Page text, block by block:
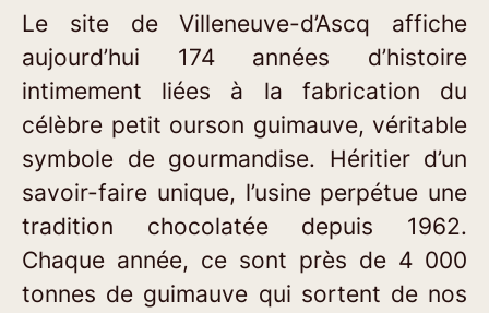
Le site de Villeneuve-d’Ascq affiche
aujourd’hui 174 années d’histoire
intimement liées à la fabrication du
célèbre petit ourson guimauve, véritable
symbole de gourmandise. Héritier d’un
savoir-faire unique, l’usine perpétue une
tradition chocolatée depuis 1962.
Chaque année, ce sont près de 4 000
tonnes de guimauve qui sortent de nos